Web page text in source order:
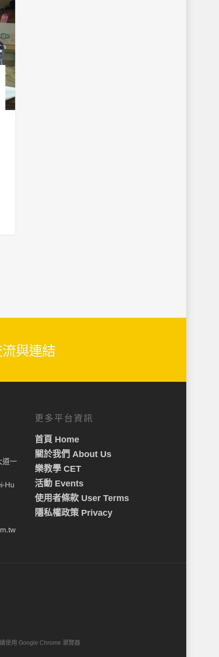
與連結
道一
Hu
更多平台資訊
首頁 Home
關於我們 About Us
樂教學 CET
活動 Events
使用者條款 User Terms
隱私權政策 Privacy
使用 Google Chrome 瀏覽器